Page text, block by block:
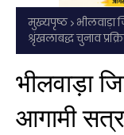
मुख्यपृष्ठ
भीलवाड़ा
श्रृंखलाबद्ध चुनाव
भीलवाड़ा
आगामी